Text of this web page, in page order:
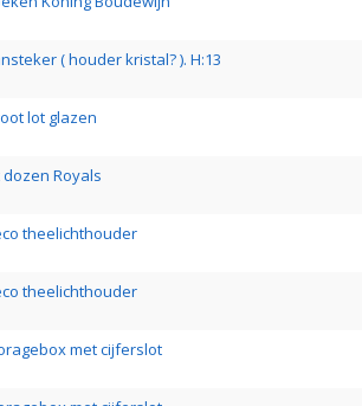
( houder kristal? ). H:13
lot glazen
Royals
theelichthouder
theelichthouder
met cijferslot